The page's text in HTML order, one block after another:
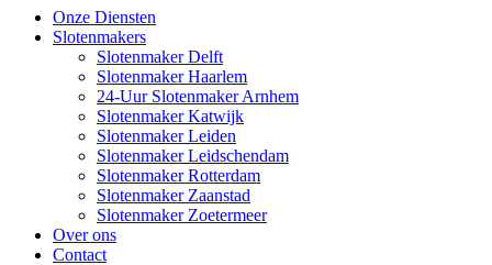
Onze Diensten
Slotenmakers
Slotenmaker Delft
Slotenmaker Haarlem
24-Uur Slotenmaker Arnhem
Slotenmaker Katwijk
Slotenmaker Leiden
Slotenmaker Leidschendam
Slotenmaker Rotterdam
Slotenmaker Zaanstad
Slotenmaker Zoetermeer
Over ons
Contact